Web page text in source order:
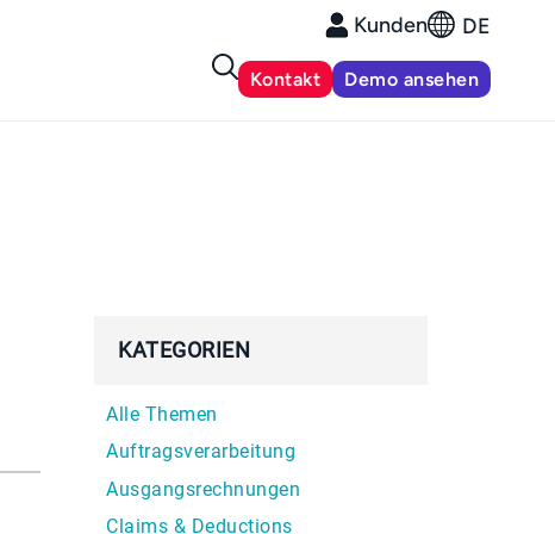
Kunden DE
Kontakt Demo ansehen
KATEGORIEN
Alle Themen
Auftragsverarbeitung
Ausgangsrechnungen
Claims & Deductions